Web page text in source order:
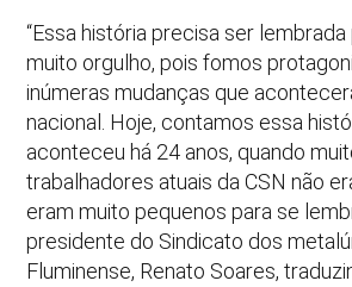
“Essa história precisa ser
muito orgulho, pois fomos
inúmeras mudanças que
nacional. Hoje, contamos essa
aconteceu há 24 anos, quando
trabalhadores atuais da CSN não
eram muito pequenos para se
presidente do Sindicato dos
Fluminense, Renato Soares,